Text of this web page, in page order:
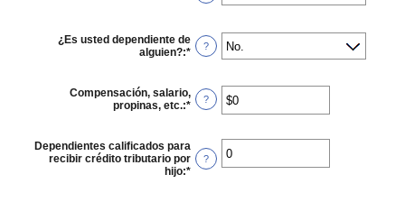
¿Es usted dependiente de
alguien?:* ?
Compensación, salario,
propinas, etc.:* Ingresa
$0
y
?
Dependientes calificados para
recibir crédito tributario por
hijo:* Ingresa
?